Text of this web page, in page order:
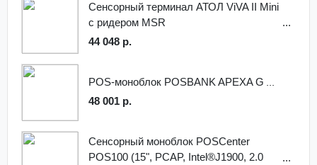
Сенсорный терминал АТОЛ ViVA II Mini
c ридером MSR
44 048 р.
POS-моноблок POSBANK APEXA G
48 001 р.
Сенсорный моноблок POSCenter
POS100 (15", PCAP, Intel®J1900, 2.0